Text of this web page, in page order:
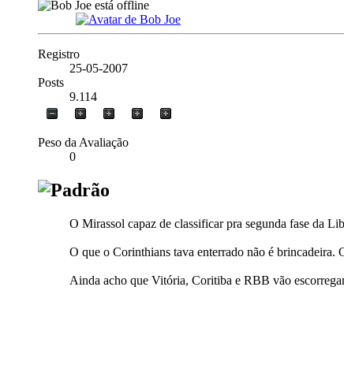
Registro
25-05-2007
Posts
9.114
Peso da Avaliação
0
O Mirassol capaz de classificar pra segunda fase da
O que o Corinthians tava enterrado não é brincadeira.
Ainda acho que Vitória, Coritiba e RBB vão